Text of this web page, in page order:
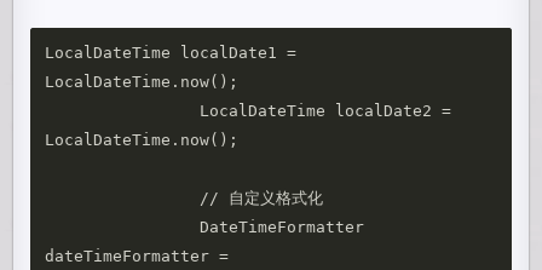
LocalDateTime localDate1 =
LocalDateTime.now();
LocalDateTime.now();
dateTimeFormatter =